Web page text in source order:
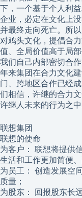
下，一个基于个人利
企业，必定在文化上
并最终走向死亡。所
对鸡头文化，提倡合
值、全局价值高于局
我们自己内部密切合
年来集团在合力文化
门、跨地区合作已经
们相信，许继的合力
许继人未来的行为之中
联想集团
联想的使命
为客户： 联想将提供
生活和工作更加简便
为员工： 创造发展空
质量；
为股东： 回报股东长